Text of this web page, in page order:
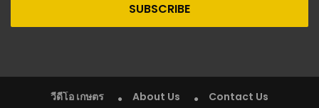
SUBSCRIBE
วีดีโอ เกษตร About Us Contact Us